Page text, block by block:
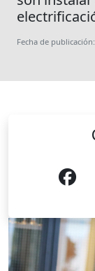
Fecha de